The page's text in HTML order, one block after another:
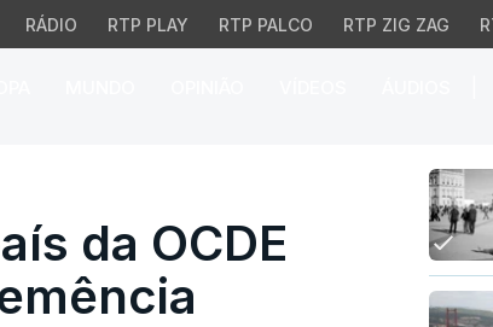
RÁDIO RTP PLAY RTP PALCO RTP ZIG ZAG
da OCDE com mais
da OCDE